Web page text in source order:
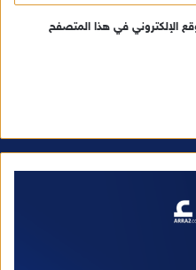
الإلكتروني في هذا المتصفح